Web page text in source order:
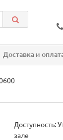
Доставка и
Доступность:
зале